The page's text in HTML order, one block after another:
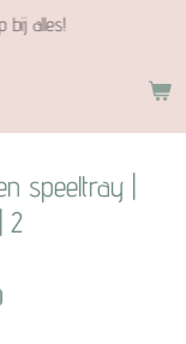
bij alles!
speeltray |
2